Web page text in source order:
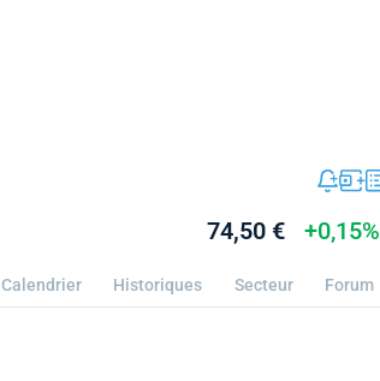
74,50 € +0,15%
Calendrier Historiques Secteur Forum